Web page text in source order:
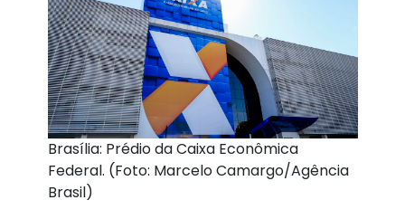
Brasília: Prédio da Caixa Econômica
Federal. (Foto: Marcelo Camargo/Agência
Brasil)